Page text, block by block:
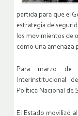
partida para que el
estrategia de
los movimientos de
como una amenaza
Para marzo de
Interinstitucional
Política Nacional de
El Estado movilizó